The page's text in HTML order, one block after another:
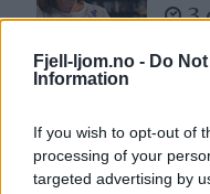
Fjell-ljom.no - Do
Information
If you wish to opt-out of
processing of your
targeted advertising by
3